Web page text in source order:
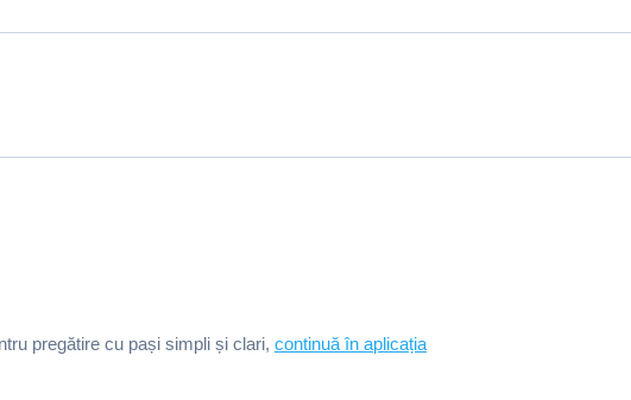
pregătire cu pași simpli și clari, continuă în aplicația